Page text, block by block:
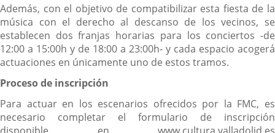
Además, con el objetivo de compatibilizar esta fiesta de la
música con el derecho al descanso de los vecinos, se
establecen dos franjas horarias para los conciertos -de
12:00 a 15:00h y de 18:00 a 23:00h- y cada espacio acogerá
actuaciones en únicamente uno de estos tramos.
Proceso de inscripción
Para actuar en los escenarios ofrecidos por la FMC, es
necesario completar el formulario de inscripción